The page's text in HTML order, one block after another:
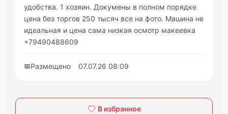
удобства. 1 хозяин. Докумены в полном порядке
цена без торгов 250 тысяч все на фото. Машина не
идеальная и цена сама низкая осмотр макеевка
+79490488609
📅Размещено 07.07.26 08:09
В избранное